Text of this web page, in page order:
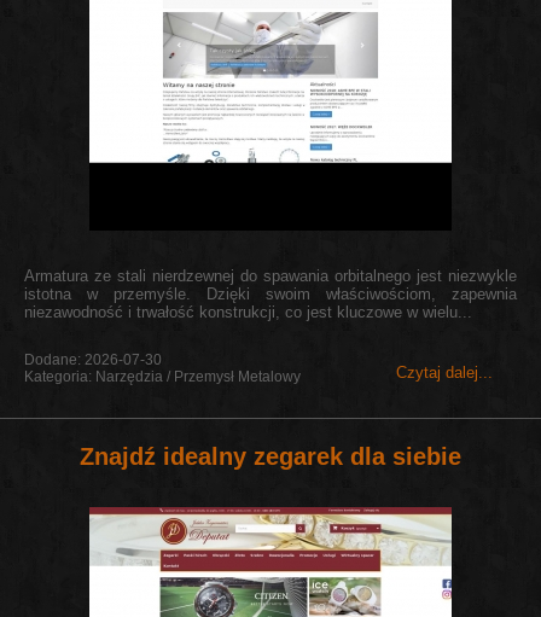
Armatura ze stali nierdzewnej do spawania orbitalnego jest niezwykle
istotna w przemyśle. Dzięki swoim właściwościom, zapewnia
niezawodność i trwałość konstrukcji, co jest kluczowe w wielu...
Czytaj dalej...
Dodane: 2026-07-30
Kategoria: Narzędzia / Przemysł Metalowy
Znajdź idealny zegarek dla siebie